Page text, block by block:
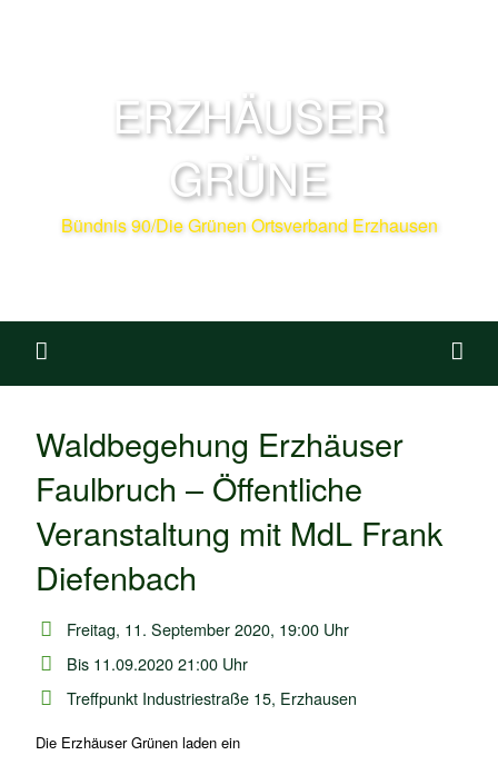
ERZHÄUSER
GRÜNE
Bündnis 90/Die Grünen Ortsverband Erzhausen
Waldbegehung Erzhäuser
Faulbruch – Öffentliche
Veranstaltung mit MdL Frank
Diefenbach
Freitag, 11. September 2020, 19:00 Uhr
Bis 11.09.2020 21:00 Uhr
Treffpunkt Industriestraße 15, Erzhausen
Die Erzhäuser Grünen laden ein